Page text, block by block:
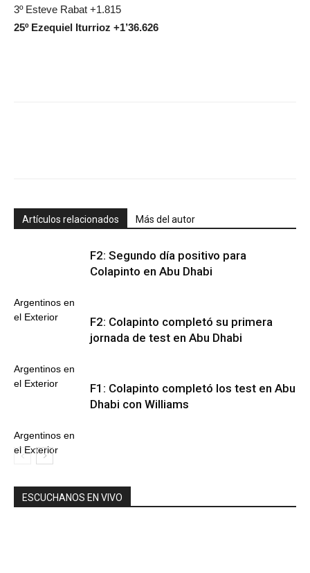
3º Esteve Rabat +1.815
25º Ezequiel Iturrioz +1’36.626
Artículos relacionados Más del autor
Argentinos en
el Exterior
F2: Segundo día positivo para
Colapinto en Abu Dhabi
Argentinos en
el Exterior
F2: Colapinto completó su primera
jornada de test en Abu Dhabi
Argentinos en
el Exterior
F1: Colapinto completó los test en Abu
Dhabi con Williams
ESCUCHANOS EN VIVO